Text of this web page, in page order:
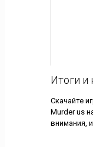
Итоги и
Скачайте
Murder us
внимания,